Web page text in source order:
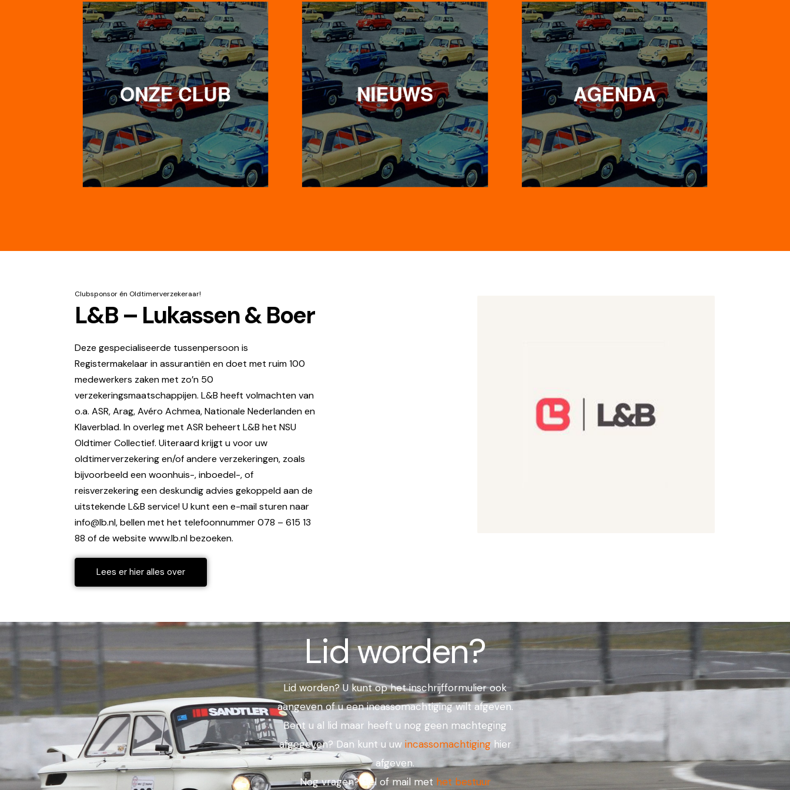
Clubsponsor én Oldtimerverzekeraar!
L&B – Lukassen & Boer
Deze gespecialiseerde tussenpersoon is
Registermakelaar in assurantiën en doet met ruim 100
medewerkers zaken met zo’n 50
verzekeringsmaatschappijen. L&B heeft volmachten van
o.a. ASR, Arag, Avéro Achmea, Nationale Nederlanden en
Klaverblad. In overleg met ASR beheert L&B het NSU
Oldtimer Collectief. Uiteraard krijgt u voor uw
oldtimerverzekering en/of andere verzekeringen, zoals
bijvoorbeeld een woonhuis-, inboedel-, of
reisverzekering een deskundig advies gekoppeld aan de
uitstekende L&B service! U kunt een e-mail sturen naar
info@lb.nl, bellen met het telefoonnummer 078 – 615 13
88 of de website www.lb.nl bezoeken.
Lees er hier alles over
Lid worden?
Lid worden? U kunt op het inschrijfformulier ook
aangeven of u een incassomachtiging wilt afgeven.
Bent u al lid maar heeft u nog geen machteging
afgegeven? Dan kunt u uw incassomachtiginghier
afgeven.
Nog vragen? Bel of mail met het bestuur